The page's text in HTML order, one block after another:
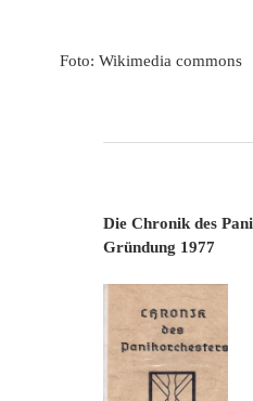
Foto: Wikimedia commons
Die Chronik des
Gründung 1977